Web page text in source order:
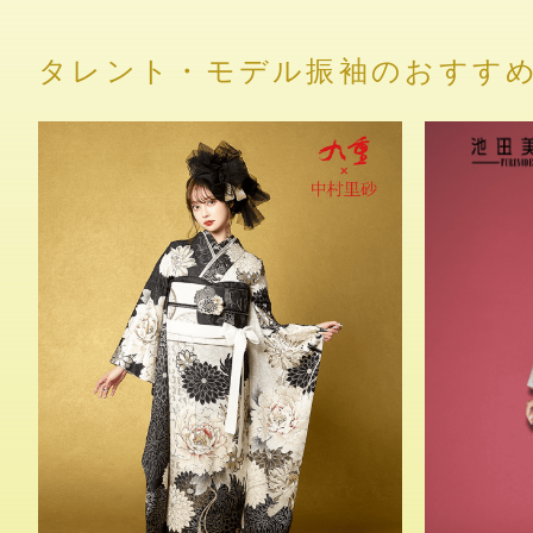
タレント・モデル振袖のおすす